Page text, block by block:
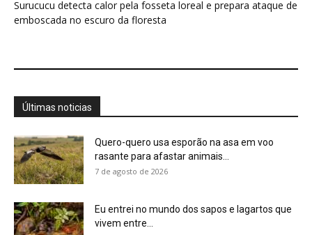
7 de agosto de 2026
Conhecer uma planta é muito mais do que
7 de agosto de 2026
7 de agosto de 2026